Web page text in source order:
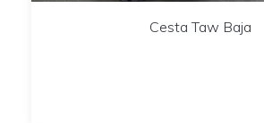
Cesta Taw Baja